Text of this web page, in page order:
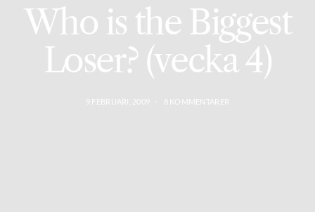
Who is the Biggest
Loser? (vecka 4)
9 FEBRUARI, 2009 8 KOMMENTARER